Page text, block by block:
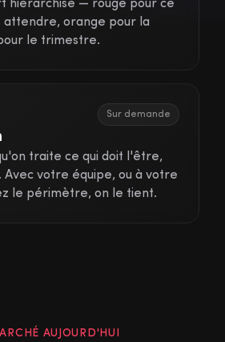
hiérarchisé — rouge pour ce
attendre, orange pour la
le trimestre.
Sur demande
traite ce qui doit l'être,
Avec votre équipe, ou à votre
le périmètre, on le tient.
AUJOURD'HUI